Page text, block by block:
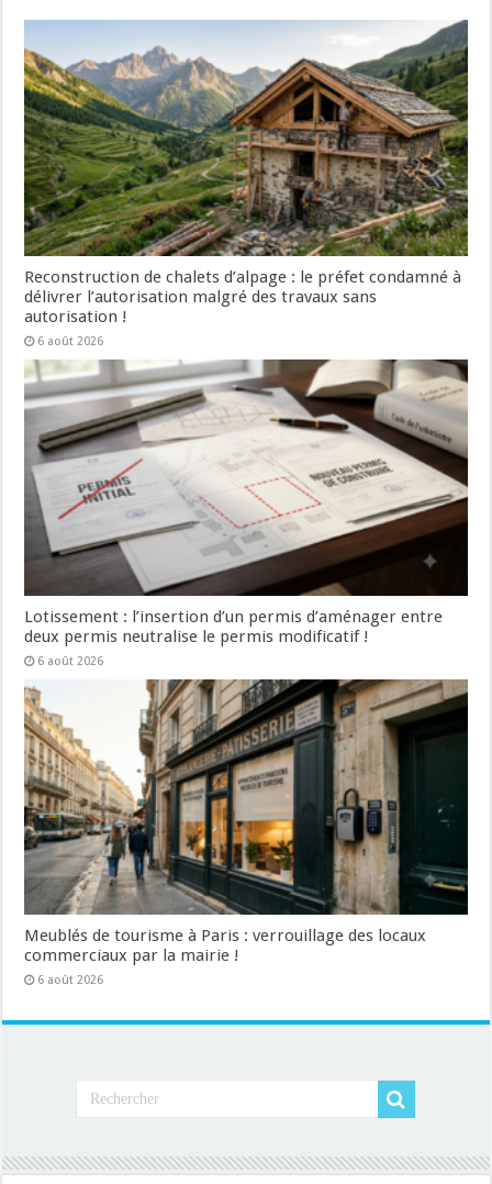
Reconstruction de chalets d’alpage : le préfet condamné à
délivrer l’autorisation malgré des travaux sans
autorisation !
6 août 2026
Lotissement : l’insertion d’un permis d’aménager entre
deux permis neutralise le permis modificatif !
6 août 2026
Meublés de tourisme à Paris : verrouillage des locaux
commerciaux par la mairie !
6 août 2026